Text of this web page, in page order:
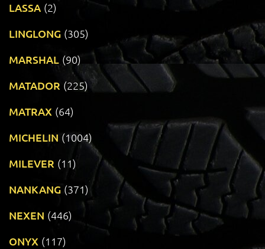
LASSA (2)
LINGLONG (305)
MARSHAL (90)
MATADOR (225)
MATRAX (64)
MICHELIN (1004)
MILEVER (11)
NANKANG (371)
NEXEN (446)
ONYX (117)